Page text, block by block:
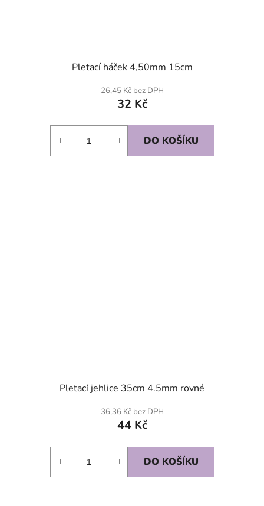
Pletací háček 4,50mm 15cm
26,45 Kč bez DPH
32 Kč
DO KOŠÍKU
Pletací jehlice 35cm 4.5mm rovné
36,36 Kč bez DPH
44 Kč
DO KOŠÍKU